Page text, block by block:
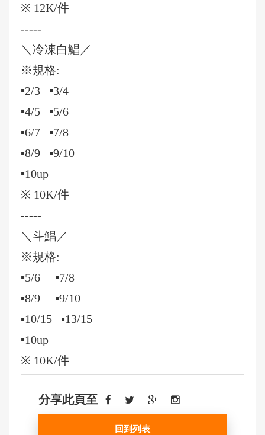
※ 12K/件
-----
＼冷凍白鯧／
※規格:
▪️2/3 ▪️3/4
▪️4/5 ▪️5/6
▪️6/7 ▪️7/8
▪️8/9 ▪️9/10
▪️10up
※ 10K/件
-----
＼斗鯧／
※規格:
▪️5/6 ▪️7/8
▪️8/9 ▪️9/10
▪️10/15 ▪️13/15
▪️10up
※ 10K/件
分享此頁至
回到列表